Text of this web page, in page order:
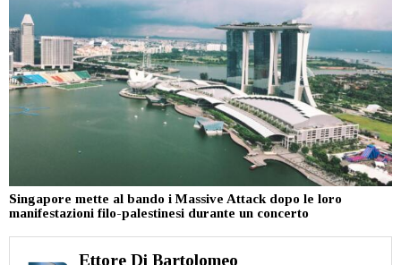
Singapore mette al bando i Massive Attack dopo le loro
manifestazioni filo-palestinesi durante un concerto
Ettore Di Bartolomeo